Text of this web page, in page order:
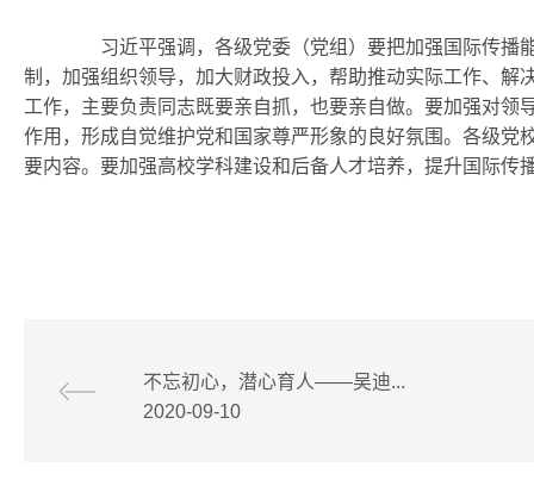
习近平强调，各级党委（党组）要把加强国际传播
制，加强组织领导，加大财政投入，帮助推动实际工作、解
工作，主要负责同志既要亲自抓，也要亲自做。要加强对领
作用，形成自觉维护党和国家尊严形象的良好氛围。各级党
要内容。要加强高校学科建设和后备人才培养，提升国际传
不忘初心，潜心育人——吴迪...
2020-09-10